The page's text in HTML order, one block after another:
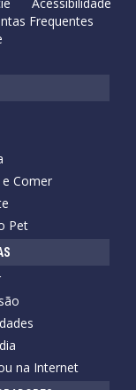
Frequentes
Comer
Pet
na Internet